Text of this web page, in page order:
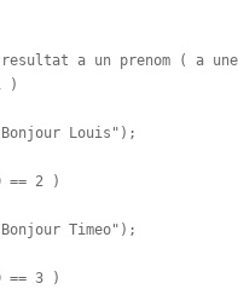
a un prenom ( a
)
Louis");
== 2 )
Timeo");
== 3 )